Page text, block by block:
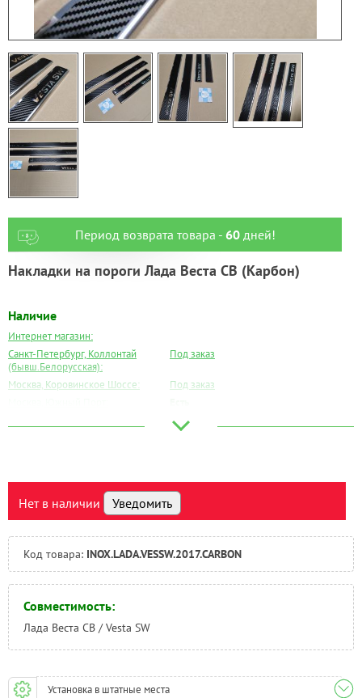
Период возврата товара - 60дней!
Накладки на пороги Лада Веста СВ (Карбон)
Наличие
Интернет магазин:
Санкт-Петербург, Коллонтай
(бывш.Белорусская):
Под заказ
Москва, Коровинское Шоссе:
Под заказ
Под заказ
Под заказ
Тюмень:
Под заказ
Нет в наличии Уведомить
Код товара: INOX.LADA.VESSW.2017.CARBON
Совместимость:
Лада Веста СВ / Vesta SW
Установка в штатные места